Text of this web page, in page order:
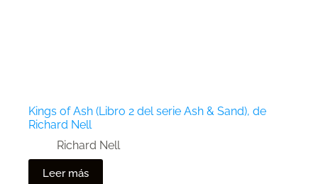
Kings of Ash (Libro 2 del serie Ash & Sand), de
Richard Nell
Richard Nell
Leer más